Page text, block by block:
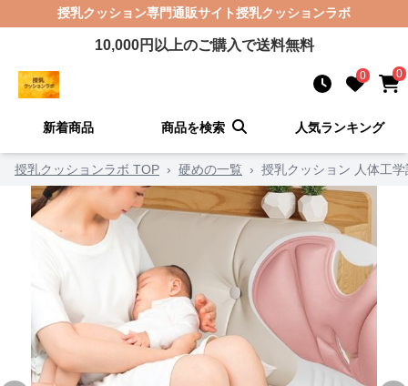
授乳クッション専門通販サイト授乳クッションラボ
10,000円以上のご購入で送料無料
0 0
新着商品 商品を検索 人気ランキング
授乳クッションラボ TOP › 硬めの一覧 › 授乳クッション 人体工